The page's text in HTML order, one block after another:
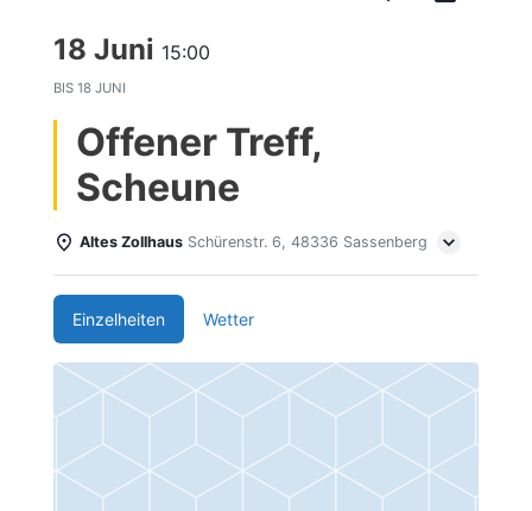
18 Juni 15:00
BIS 18 JUNI
Offener Treff,
Scheune
Altes Zollhaus Schürenstr. 6, 48336 Sassenberg
Einzelheiten Wetter